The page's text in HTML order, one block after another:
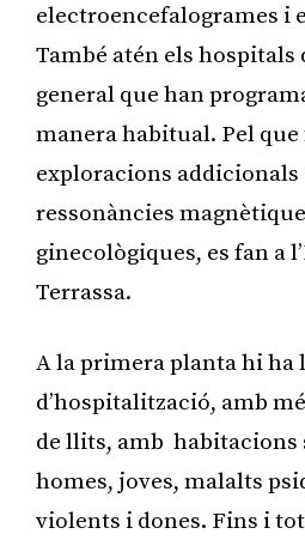
electroencefalogrames i
També atén els hospitals
general que han
manera habitual. Pel que
exploracions addicionals
ressonàncies
ginecològiques, es fan a
Terrassa.
A la primera planta hi ha
d’hospitalització, amb
de llits, amb habitacions
homes, joves, malalts
violents i dones. Fins i